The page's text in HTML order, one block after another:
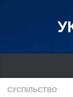
Україна
СУСПІЛЬСТВО